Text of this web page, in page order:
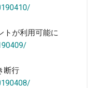
トが利用可能に
断行